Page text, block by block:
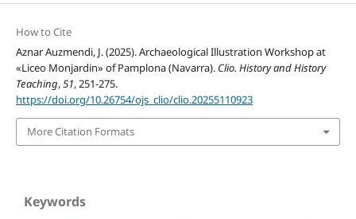
How to Cite
Aznar Auzmendi, J. (2025). Archaeological Illustration Workshop at
«Liceo Monjardin» of Pamplona (Navarra). Clio. History and History
Teaching,51, 251-275.
https://doi.org/10.26754/ojs_clio/clio.20255110923
More Citation Formats
Keywords